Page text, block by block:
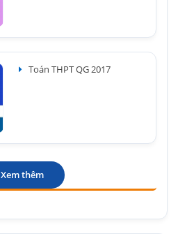
Toán THPT QG 2017
Xem thêm